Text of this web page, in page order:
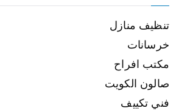
تنظيف منازل
خرسانات
مكتب افراح
صالون الكويت
فني تكييف